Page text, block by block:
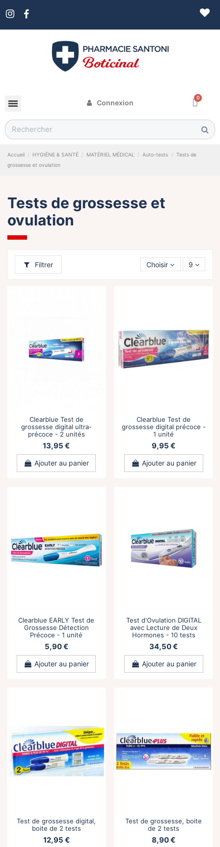
Connexion
Accueil HYGIÈNE & SANTÉ MATÉRIEL MÉDICAL Auto-tests
Tests de
grossesse et ovulation
Tests de grossesse et
ovulation
Filtrer Choisir 9
Clearblue Test de
grossesse digital ultra-
précoce - 2 unités
13,95 €
Ajouter au panier
Clearblue Test de
grossesse digital précoce -
1 unité
9,95 €
Ajouter au panier
Clearblue EARLY Test de
Grossesse Détection
Précoce - 1 unité
5,90 €
Ajouter au panier
Test d'Ovulation DIGITAL
avec Lecture de Deux
Hormones - 10 tests
34,50 €
Ajouter au panier
Test de grossesse digital,
boite de 2 tests
12,95 €
Test de grossesse, boite
de 2 tests
8,90 €